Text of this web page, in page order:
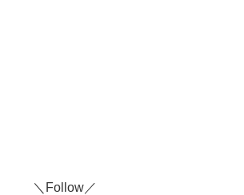
＼Follow／